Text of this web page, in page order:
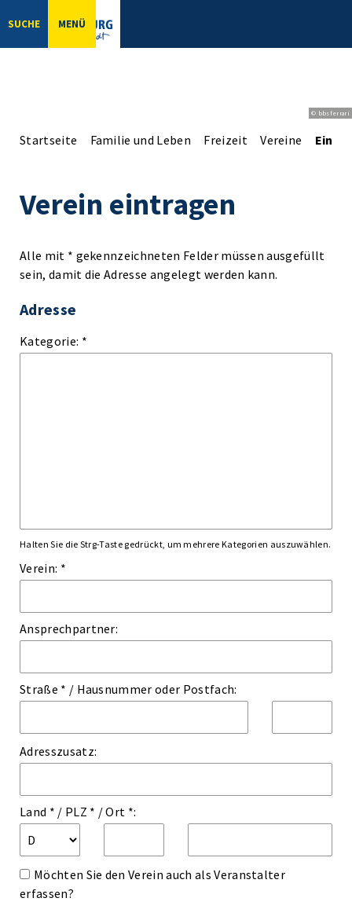
SUCHE MENÜ
© bbsferrari
Startseite Familie und Leben Freizeit Vereine
Verein eintragen
Alle mit * gekennzeichneten Felder müssen ausgefüllt
sein, damit die Adresse angelegt werden kann.
Adresse
Kategorie: *
Halten Sie die Strg-Taste gedrückt, um mehrere Kategorien auszuwählen.
Verein: *
Ansprechpartner:
Straße * / Hausnummer oder Postfach:
Adresszusatz:
Land * / PLZ * /Ort *:
Möchten Sie den Verein auch als Veranstalter
erfassen?